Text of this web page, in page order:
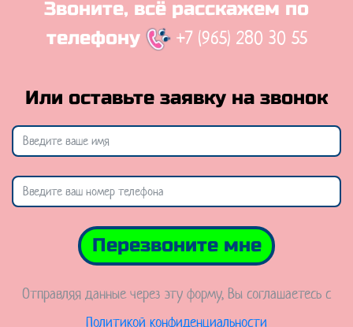
Звоните, всё расскажем по
телефону
+7 (965) 280 30 55
Или оставьте заявку на звонок
Перезвоните мне
Отправляя данные через эту форму, Вы соглашаетесь с
Политикой конфиденциальности